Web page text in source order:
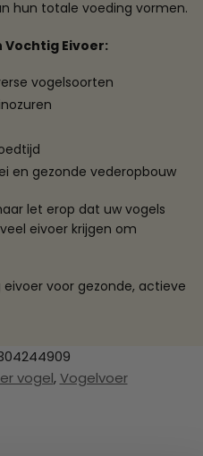
hun totale voeding vormen.
Eivoer:
vogelsoorten
en gezonde vederopbouw
let erop dat uw vogels
eivoer krijgen om
voor gezonde, actieve
vogel,Vogelvoer